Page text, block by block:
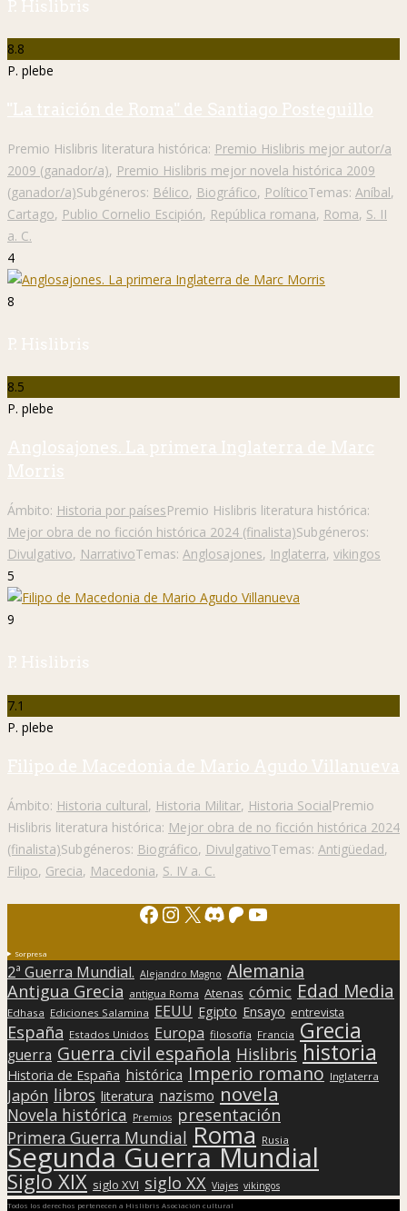
P. Hislibris
8.8
P. plebe
"La traición de Roma" de Santiago Posteguillo
Premio Hislibris literatura histórica: Premio Hislibris mejor autor/a
2009 (ganador/a), Premio Hislibris mejor novela histórica 2009
(ganador/a)Subgéneros: Bélico, Biográfico, PolíticoTemas: Aníbal,
Cartago, Publio Cornelio Escipión, República romana, Roma, S. II
a. C.
4
8
P. Hislibris
8.5
P. plebe
Anglosajones. La primera Inglaterra de Marc
Morris
Ámbito: Historia por paísesPremio Hislibris literatura histórica:
Mejor obra de no ficción histórica 2024 (finalista)Subgéneros:
Divulgativo, NarrativoTemas: Anglosajones, Inglaterra, vikingos
5
9
P. Hislibris
7.1
P. plebe
Filipo de Macedonia de Mario Agudo Villanueva
Ámbito: Historia cultural, Historia Militar, Historia SocialPremio
Hislibris literatura histórica: Mejor obra de no ficción histórica 2024
(finalista)Subgéneros: Biográfico, DivulgativoTemas: Antigüedad,
Filipo, Grecia, Macedonia, S. IV a. C.
Facebook
Instagram
X Discord
Patreon
YouTube
Sorpresa
2ª Guerra Mundial. Alejandro Magno Alemania
Antigua Grecia antigua Roma Atenas cómic Edad Media
Edhasa Ediciones Salamina EEUU Egipto Ensayo entrevista
España Estados Unidos Europa filosofía Francia Grecia
guerra Guerra civil española Hislibris historia
Historia de España histórica Imperio romano Inglaterra
Japón libros literatura nazismo novela
Novela histórica Premios presentación
Primera Guerra Mundial Roma Rusia
Segunda Guerra Mundial
Siglo XIX siglo XVI siglo XX Viajes vikingos
Todos los derechos pertenecen a Hislibris Asociación cultural